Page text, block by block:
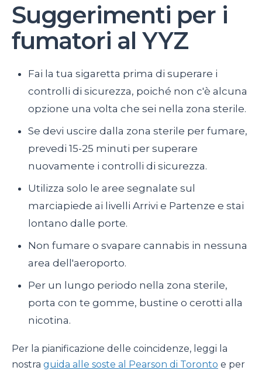
Suggerimenti per i
fumatori al YYZ
Fai la tua sigaretta prima di superare i
controlli di sicurezza, poiché non c'è alcuna
opzione una volta che sei nella zona sterile.
Se devi uscire dalla zona sterile per fumare,
prevedi 15-25 minuti per superare
nuovamente i controlli di sicurezza.
Utilizza solo le aree segnalate sul
marciapiede ai livelli Arrivi e Partenze e stai
lontano dalle porte.
Non fumare o svapare cannabis in nessuna
area dell'aeroporto.
Per un lungo periodo nella zona sterile,
porta con te gomme, bustine o cerotti alla
nicotina.
Per la pianificazione delle coincidenze, leggi la
nostra guida alle soste al Pearson di Toronto e per